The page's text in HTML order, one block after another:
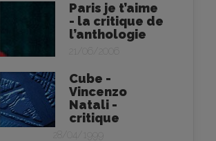
Paris je t’aime
- la critique de
l’anthologie
Cube -
Vincenzo
Natali -
critique
28/04/1999